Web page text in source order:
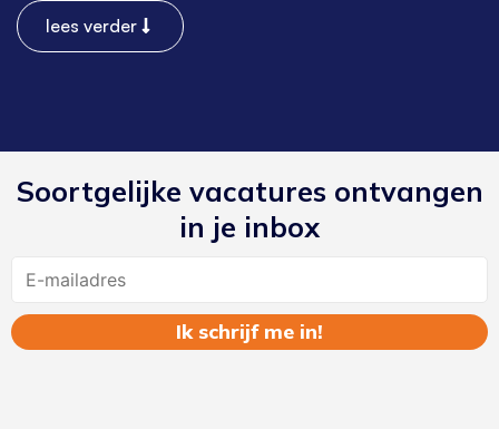
lees verder
Soortgelijke vacatures ontvangen
in je inbox